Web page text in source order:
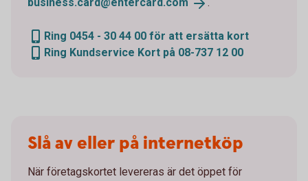
Ring 0454 - 30 44 00 för att ersätta kort
Ring Kundservice Kort på 08-737 12 00
Slå av eller på internetköp
När företagskortet levereras är det öppet för